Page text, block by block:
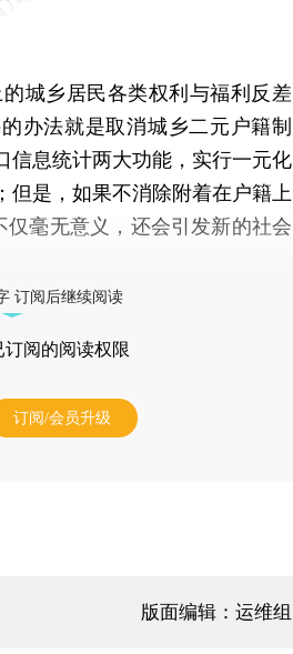
乡居民各类权利与福利反差
办法就是取消城乡二元户籍制
信息统计两大功能，实行一元化
但是，如果不消除附着在户籍上
仅毫无意义，还会引发新的社会
订阅后继续阅读
订阅的阅读权限
订阅/会员升级
版面编辑：运维组